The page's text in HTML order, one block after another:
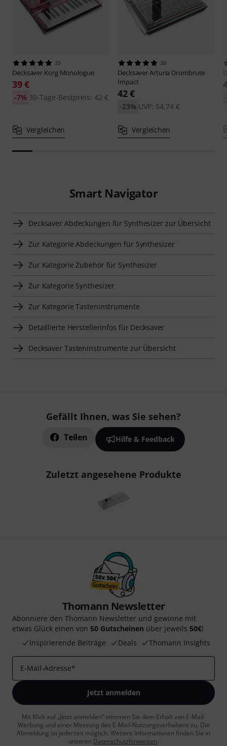
25
Decksaver Korg Monologue
39 €
30-Tage-Bestpreis: 42 €
-7%
Vergleichen
30
DecksaverArturia Drumbrute
Impact
42 €
UVP: 54,74 €
-23%
Vergleichen
Smart Navigator
Decksaver Abdeckungen für Synthesizer zur Übersicht
Zur Kategorie Abdeckungen für Synthesizer
Zur Kategorie Zubehör für Synthesizer
Zur Kategorie Synthesizer
Zur Kategorie Tasteninstrumente
Detaillierte Herstellerinfos für Decksaver
Decksaver Tasteninstrumente zur Übersicht
Gefällt Ihnen, was Sie sehen?
Teilen Hilfe & Feedback
Zuletzt angesehene Produkte
Thomann Newsletter
Abonniere den Thomann Newsletter und gewinne mit
etwas Glück einen von 50 Gutscheinen über jeweils 50€!
Inspirierende Beiträge
Deals Thomann Insights
E-Mail-Adresse*
Jetzt anmelden
Mit Klick auf „Jetzt anmelden“ stimmen Sie dem Erhalt von E-Mail-
Werbung und einer Messung des E-Mail-Nutzungsverhaltens zu. Die
Abmeldung ist jederzeit möglich. Weitere Informationen finden Sie in
unseren Datenschutzhinweisen.